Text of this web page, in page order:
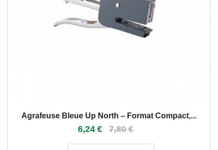
Agrafeuse Bleue Up North – Format Compact,...
6,24 € 7,80 €